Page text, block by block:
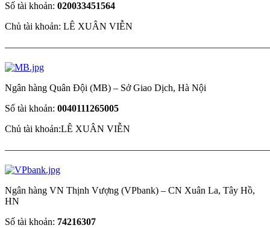
Số tài khoản: 020033451564
Chủ tài khoản: LÊ XUÂN VIỄN
Ngân hàng Quân Đội (MB) – Sở Giao Dịch, Hà Nội
Số tài khoản: 0040111265005
Chủ tài khoản:LÊ XUÂN VIỄN
Ngân hàng VN Thịnh Vượng (VPbank) – CN Xuân La, Tây Hồ,
HN
Số tài khoản: 74216307